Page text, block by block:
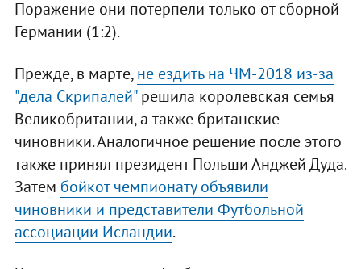
Поражение они потерпели только от сборной
Германии (1:2).
Прежде, в марте,не ездить на ЧМ-2018 из-за
"дела Скрипалей"решила королевская семья
Великобритании, а также британские
чиновники. Аналогичное решение после этого
также принял президент Польши Анджей Дуда.
Затем бойкот чемпионату объявили
чиновники и представители Футбольной
ассоциации Исландии.